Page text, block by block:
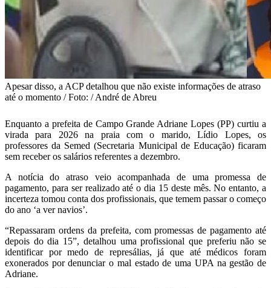
Apesar disso, a ACP detalhou que não existe informações de atraso
até o momento / Foto: / André de Abreu
Enquanto a prefeita de Campo Grande Adriane Lopes (PP) curtiu a
virada para 2026 na praia com o marido, Lídio Lopes, os
professores da Semed (Secretaria Municipal de Educação) ficaram
sem receber os salários referentes a dezembro.
A notícia do atraso veio acompanhada de uma promessa de
pagamento, para ser realizado até o dia 15 deste mês. No entanto, a
incerteza tomou conta dos profissionais, que temem passar o começo
do ano ‘a ver navios’.
“Repassaram ordens da prefeita, com promessas de pagamento até
depois do dia 15”, detalhou uma profissional que preferiu não se
identificar por medo de represálias, já que até médicos foram
exonerados por denunciar o mal estado de uma UPA na gestão de
Adriane.